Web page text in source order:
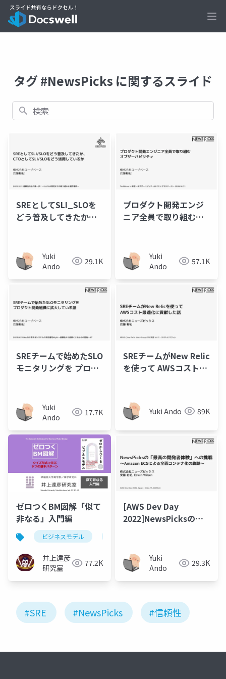
タグ #NewsPicks に関するスライド
検索
SREとしてSLI_SLOを
どう普及してきたか、
Yuki
Ando
29.1K
プロダクト開発エンジ
ニア全員で取り組むオ
Yuki
Ando
57.1K
SREチームで始めたSLO
モニタリングを プロダ
Yuki
Ando
17.7K
SREチームがNew Relic
を使って AWSコスト最
Yuki Ando 89K
ゼロつくBM図解「似て
非なる」入門編
ビジネスモデル
井上達彦
研究室
77.2K
[AWS Dev Day
2022]NewsPicksの
ECSによる全面コンテ
ナ化の軌跡〜
Yuki
Ando
29.3K
#SRE #NewsPicks #信頼性